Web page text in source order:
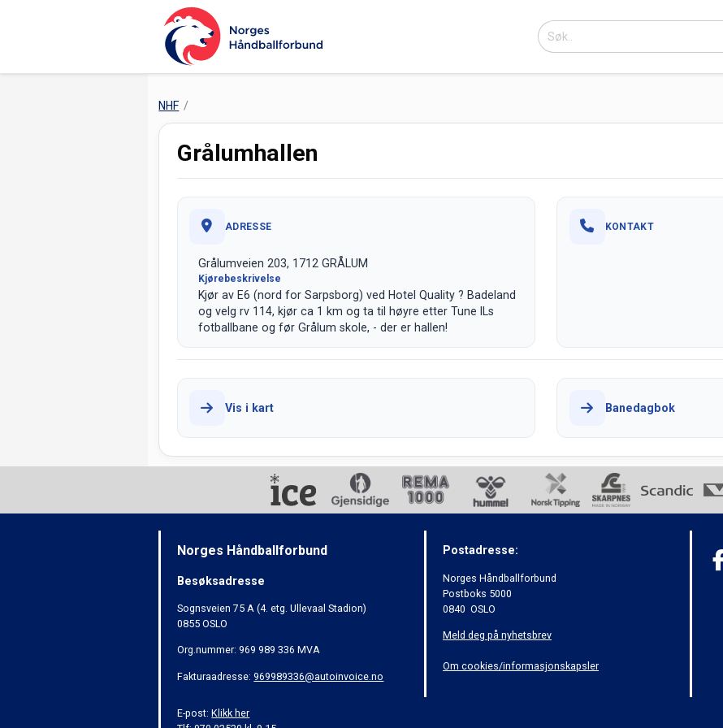
NHF
Grålumhallen
ADRESSE
Grålumveien 203, 1712 GRÅLUM
Kjørebeskrivelse
Kjør av E6 (nord for Sarpsborg) ved Hotel Quality ? Badeland
og velg rv 114, kjør ca 1 km og ta til høyre etter Tune ILs
fotballbane og før Grålum skole, - der er hallen!
KONTAKT
Vis i kart Banedagbok
Norges Håndballforbund
Besøksadresse
Sognsveien 75 A (4. etg. Ullevaal Stadion)
0855 OSLO
Org.nummer: 969 989 336 MVA
Fakturaadresse:969989336@autoinvoice.no
E-post:Klikk her
Postadresse:
Norges Håndballforbund
Postboks 5000
0840 OSLO
Meld deg på nyhetsbrev
Om cookies/informasjonskapsler